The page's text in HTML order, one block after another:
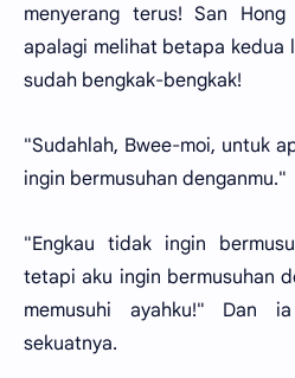
menyerang terus! San
apalagi melihat betapa kedua
sudah bengkak-bengkak!
"Sudahlah, Bwee-moi, untuk
ingin bermusuhan denganmu."
"Engkau tidak ingin
tetapi aku ingin bermusuhan
memusuhi ayahku!" Dan
sekuatnya.